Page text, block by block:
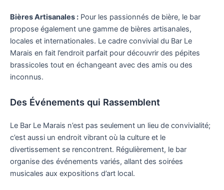
Bières Artisanales : Pour les passionnés de bière, le bar
propose également une gamme de bières artisanales,
locales et internationales. Le cadre convivial du Bar Le
Marais en fait l’endroit parfait pour découvrir des pépites
brassicoles tout en échangeant avec des amis ou des
inconnus.
Des Événements qui Rassemblent
Le Bar Le Marais n’est pas seulement un lieu de convivialité;
c’est aussi un endroit vibrant où la culture et le
divertissement se rencontrent. Régulièrement, le bar
organise des événements variés, allant des soirées
musicales aux expositions d’art local.